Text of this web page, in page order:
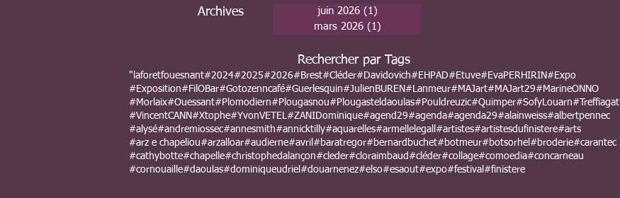
Archives juin 2026 (1)
mars 2026 (1)
Rechercher par Tags
"laforetfouesnant#2024#2025#2026#Brest#Cléder#Davidovich#EHPAD#Etuve#EvaPERHIRIN #Expo
#Exposition#FilOBar#Gotozenncafé#Guerlesquin#JulienBUREN #Lanmeur#MAJart#MAJart29#MarineONNO
#Morlaix#Ouessant#Plomodiern#Plougasnou#Plougasteldaoulas#Pouldreuzic#Quimper#SofyLouarn#Treffiagat
#VincentCANN #Xtophe#YvonVETEL #ZANIDominique#agend29#agenda#agenda29#alainweiss#albertpennec
#alysé#andremiossec#annesmith#annicktilly#aquarelles#armellelegall #artistes#artistesdufinistere#arts
#arz e chapeliou#arzalloar#audierne#avril #baratregor#bernardbuchet#botmeur#botsorhel #broderie#carantec
#cathybotte#chapelle#christophedalançon#cleder#cloraimbaud #cléder#collage#comoedia#concarneau
#cornouaille#daoulas#dominiqueudriel #douarnenez#elso#esaout#expo#festival #finistere